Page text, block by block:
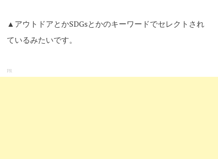
▲アウトドアとかSDGsとかのキーワードでセレクトされ
ているみたいです。
PR